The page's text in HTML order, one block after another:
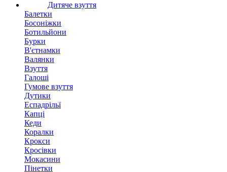
Дитяче взуття
Балетки
Босоніжки
Ботильйони
Бурки
В'єтнамки
Валянки
Взуття
Галоші
Гумове взуття
Дутики
Еспадрільї
Капці
Кеди
Коралки
Крокси
Кросівки
Мокасини
Пінетки